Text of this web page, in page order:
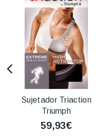
Sujetador Triaction
Triumph
59,93€